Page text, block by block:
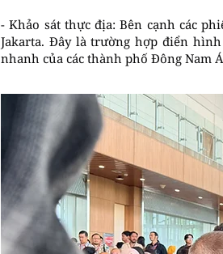
- Khảo sát thực địa: Bên cạnh các
Jakarta. Đây là trường hợp điển
nhanh của các thành phố Đông Nam